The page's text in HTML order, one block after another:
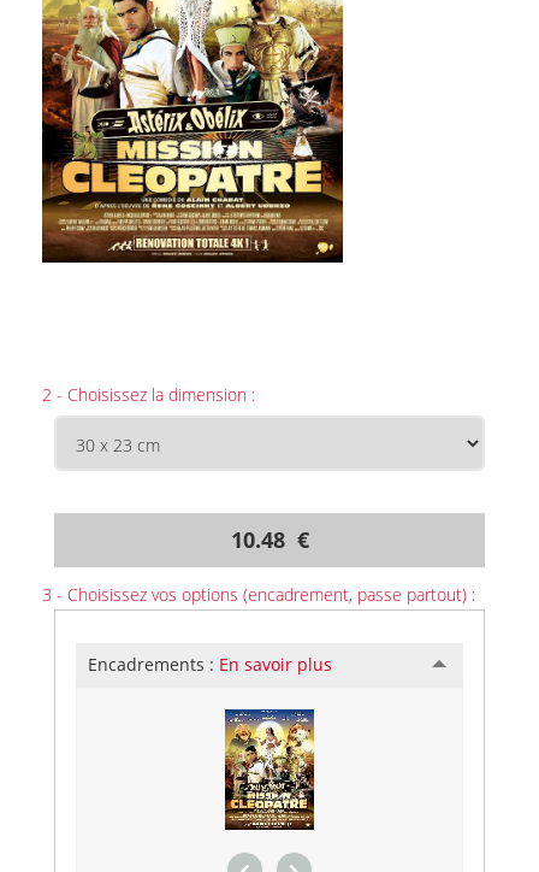
2 - Choisissez la dimension :
10.48 €
3 - Choisissez vos options (encadrement, passe partout) :
Encadrements : En savoir plus